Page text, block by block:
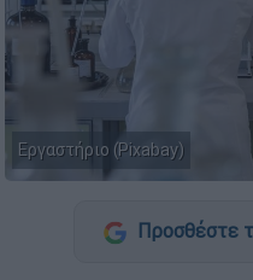
Εργαστήριο (Pixabay)
Προσθέστε